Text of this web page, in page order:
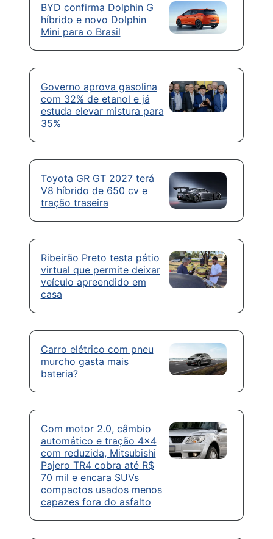
BYD confirma Dolphin G
híbrido e novo Dolphin
Mini para o Brasil
Governo aprova gasolina
com 32% de etanol e já
estuda elevar mistura para
35%
Toyota GR GT 2027 terá
V8 híbrido de 650 cv e
tração traseira
Ribeirão Preto testa pátio
virtual que permite deixar
veículo apreendido em
casa
Carro elétrico com pneu
murcho gasta mais
bateria?
Com motor 2.0, câmbio
automático e tração 4×4
com reduzida, Mitsubishi
Pajero TR4 cobra até R$
70 mil e encara SUVs
compactos usados menos
capazes fora do asfalto